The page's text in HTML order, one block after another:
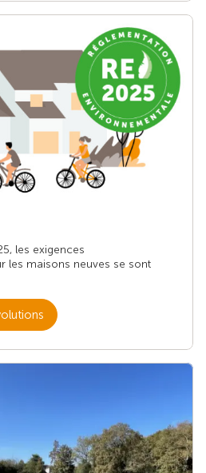
les exigences
les maisons neuves se sont